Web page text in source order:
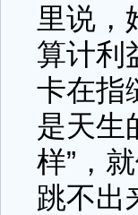
里说，
算计利
卡在指
是天生
样”，
跳不出